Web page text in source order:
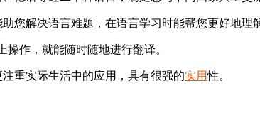
您解决语言难题，在语言学习时能帮您更好地理
作，就能随时随地进行翻译。
重实际生活中的应用，具有很强的实用性。